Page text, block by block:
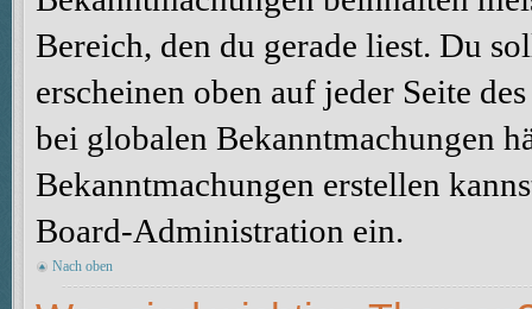
Bereich, den du gerade liest. Du
erscheinen oben auf jeder Seite
bei globalen Bekanntmachungen
Bekanntmachungen erstellen
Board-Administration ein.
Nach oben